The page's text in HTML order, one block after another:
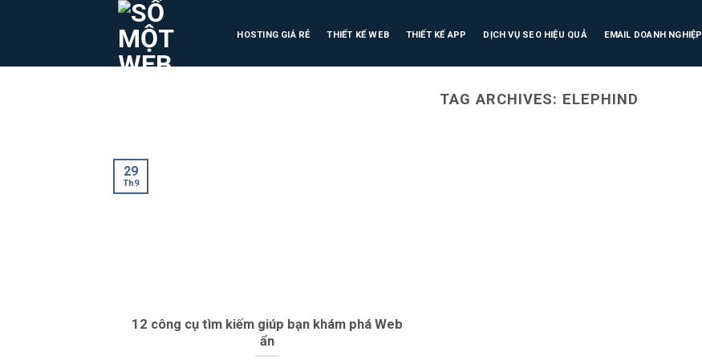
HOSTING GIÁ RẺ THIẾT KẾ WEB THIẾT KẾ APP DỊCH VỤ SEO HIỆU QUẢ EMAIL DOANH NGHIỆP
TAG ARCHIVES: ELEPHIND
12 công cụ tìm kiếm giúp bạn khám phá Web
ẩn
29
Th9